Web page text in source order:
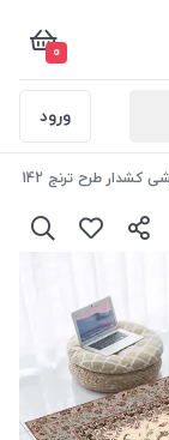
0
ورود
کشدار طرح ترنج 142 - 6 متری